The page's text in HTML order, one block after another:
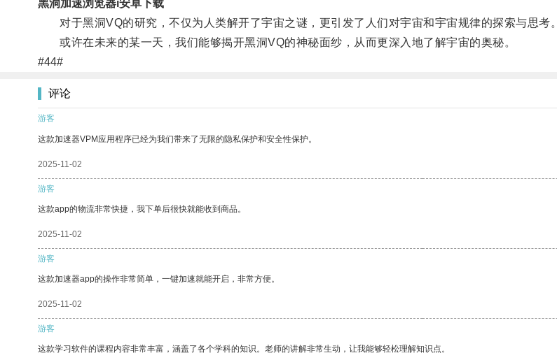
黑洞加速浏览器i安卓下载
对于黑洞VQ的研究，不仅为人类解开了宇宙之谜，更引发了人们对宇宙和宇宙规律的探索与思考。
或许在未来的某一天，我们能够揭开黑洞VQ的神秘面纱，从而更深入地了解宇宙的奥秘。
#44#
评论
游客
这款加速器VPM应用程序已经为我们带来了无限的隐私保护和安全性保护。
2025-11-02
游客
这款app的物流非常快捷，我下单后很快就能收到商品。
2025-11-02
游客
这款加速器app的操作非常简单，一键加速就能开启，非常方便。
2025-11-02
游客
这款学习软件的课程内容非常丰富，涵盖了各个学科的知识。老师的讲解非常生动，让我能够轻松理解知识点。